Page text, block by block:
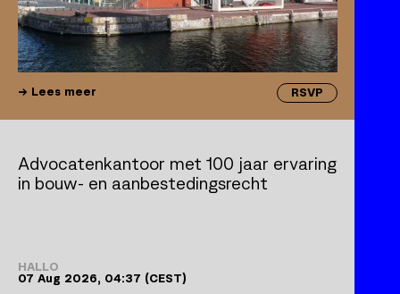
Lees meer RSVP
Advocatenkantoor met 100 jaar ervaring
in bouw- en aanbestedingsrecht
HALLO
07 Aug 2026, 04:37 (CEST)